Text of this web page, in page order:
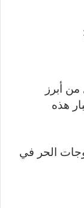
أبرز
هذه
الحر في